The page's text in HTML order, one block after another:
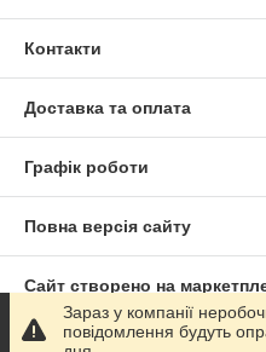
Контакти
Доставка та оплата
Графік роботи
Повна версія сайту
Сайт створено на
Політика конфіденційності
Зараз у компанії
повідомлення будуть